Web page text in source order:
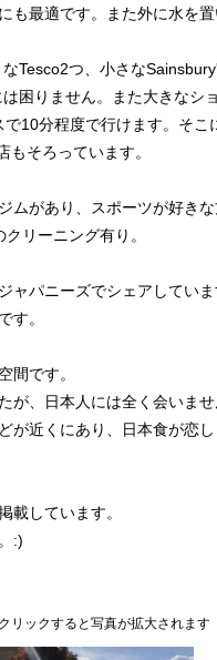
も最適です。また外に水を
Tesco2つ、小さな
困りません。また大きなシ
10分程度で行けます。そ
そろっています。
ムがあり、スポーツが好きな
リーニング有り。
ャパニーズでシェアしていま
す。
間です。
が、日本人には全く会いませ
が近くにあり、日本食が恋
載しています。
:)
リックすると写真が拡大されます